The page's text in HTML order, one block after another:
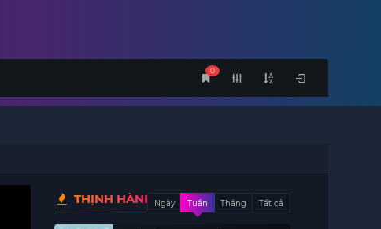
0
THỊNH HÀNHNgày Tuần Tháng Tất cả